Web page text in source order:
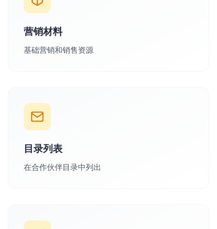
营销材料
基础营销和销售资源
目录列表
在合作伙伴目录中列出